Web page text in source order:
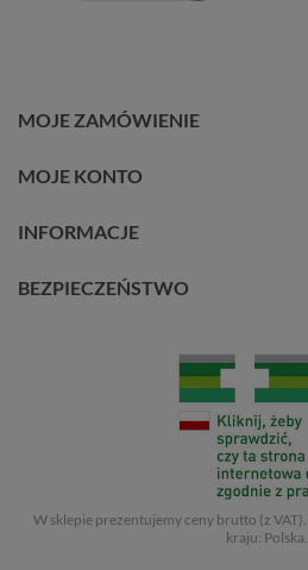
MOJE ZAMÓWIENIE
MOJE KONTO
INFORMACJE
BEZPIECZEŃSTWO
W sklepie prezentujemy ceny brutto (z VAT).
kraju: Polska.